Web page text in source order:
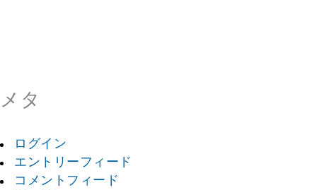
メタ
ログイン
エントリーフィード
コメントフィード